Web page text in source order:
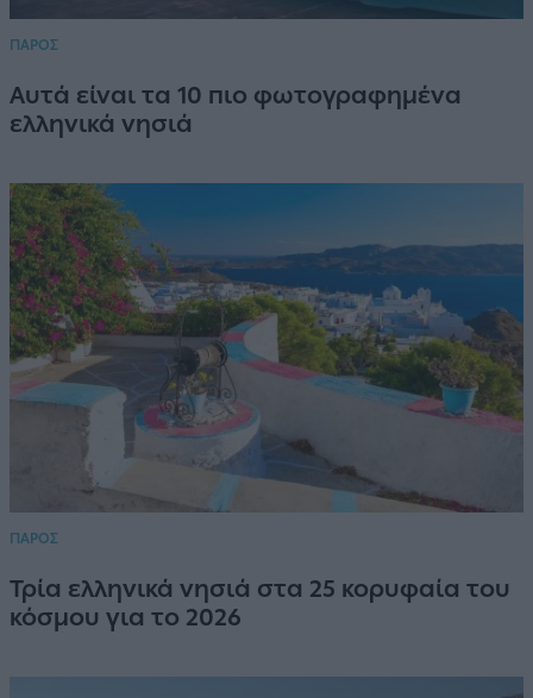
ΠΑΡΟΣ
Αυτά είναι τα 10 πιο φωτογραφημένα
ελληνικά νησιά
ΠΑΡΟΣ
Τρία ελληνικά νησιά στα 25 κορυφαία του
κόσμου για το 2026